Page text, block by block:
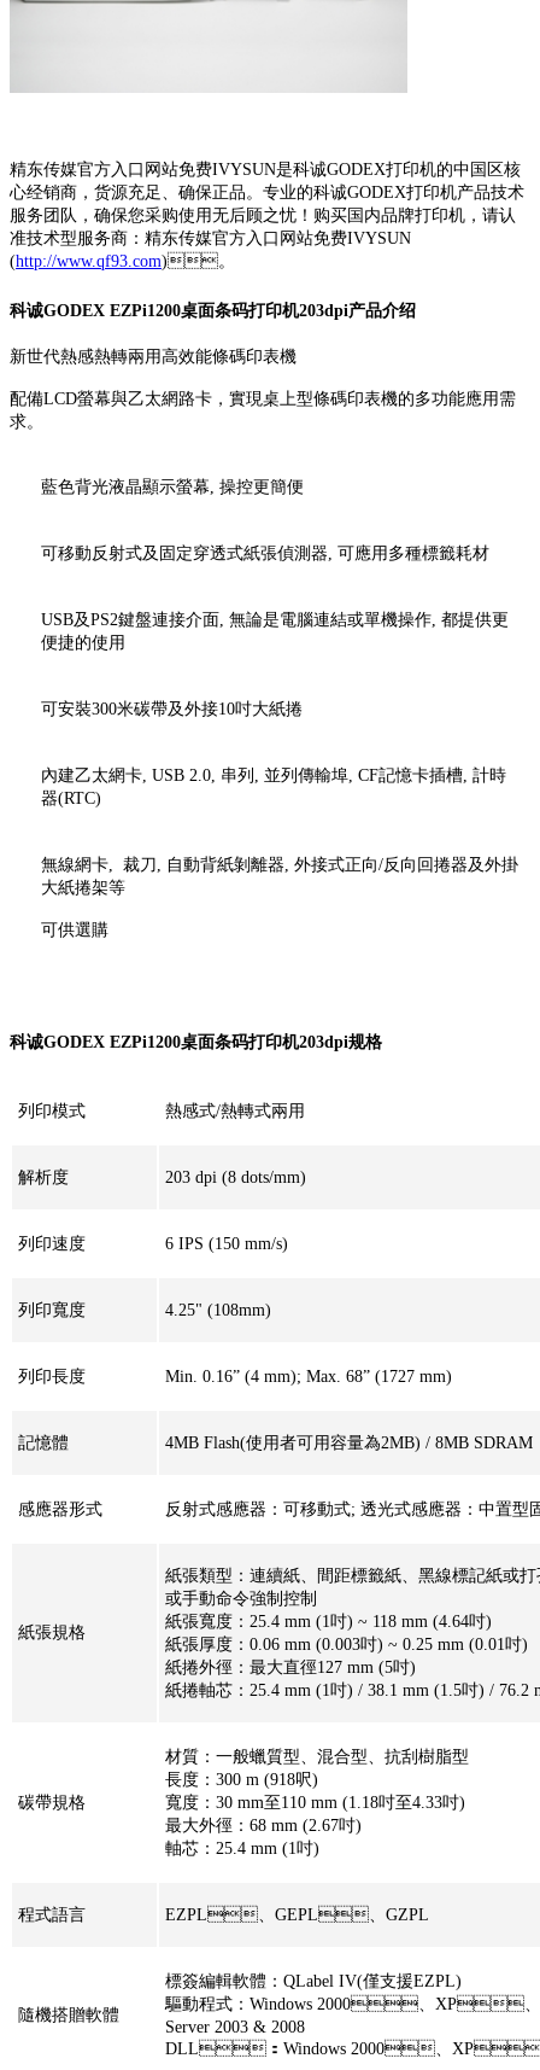
精东传媒官方入口网站免费IVYSUN是科诚GODEX打印机的中国区核
心经销商，货源充足、确保正品。专业的科诚GODEX打印机产品技术
服务团队，确保您采购使用无后顾之忧！购买国内品牌打印机，请认
准技术型服务商：精东传媒官方入口网站免费IVYSUN
(http://www.qf93.com)。
科诚GODEX EZPi1200桌面条码打印机203dpi产品介绍
新世代熱感熱轉兩用高效能條碼印表機
配備LCD螢幕與乙太網路卡，實現桌上型條碼印表機的多功能應用需
求。
藍色背光液晶顯示螢幕, 操控更簡便
可移動反射式及固定穿透式紙張偵測器, 可應用多種標籤耗材
USB及PS2鍵盤連接介面, 無論是電腦連結或單機操作, 都提供更
便捷的使用
可安裝300米碳帶及外接10吋大紙捲
內建乙太網卡, USB 2.0, 串列, 並列傳輸埠, CF記憶卡插槽, 計時
器(RTC)
無線網卡, 裁刀, 自動背紙剝離器, 外接式正向/反向回捲器及外掛
大紙捲架等
可供選購
科诚GODEX EZPi1200桌面条码打印机203dpi规格
列印模式 熱感式/熱轉式兩用
解析度 203 dpi (8 dots/mm)
列印速度 6 IPS (150 mm/s)
列印寬度 4.25" (108mm)
列印長度 Min. 0.16” (4 mm); Max. 68” (1727 mm)
記憶體 4MB Flash(使用者可用容量為2MB) / 8MB SDRAM
感應器形式 反射式感應器：可移動式; 透光式感應器：中置型
紙張規格
紙張類型：連續紙、間距標籤紙、黑線標記紙或
或手動命令強制控制
紙張寬度：25.4 mm (1吋) ~ 118 mm (4.64吋)
紙張厚度：0.06 mm (0.003吋) ~ 0.25 mm (0.01吋)
紙捲外徑：最大直徑127 mm (5吋)
紙捲軸芯：25.4 mm (1吋) / 38.1 mm (1.5吋) / 76.2
碳帶規格
材質：一般蠟質型、混合型、抗刮樹脂型
長度：300 m (918呎)
寬度：30 mm至110 mm (1.18吋至4.33吋)
最大外徑：68 mm (2.67吋)
軸芯：25.4 mm (1吋)
程式語言 EZPL、GEPL、GZPL
隨機搭贈軟體
標簽編輯軟體：QLabel IV(僅支援EZPL)
驅動程式：Windows 2000、XP、
Server 2003 & 2008
DLL：Windows 2000、XP